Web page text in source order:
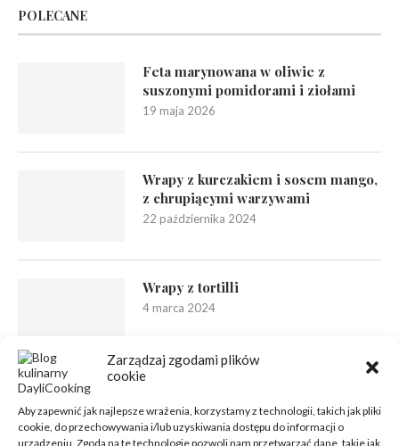
Zarządzaj zgodami plików
cookie
Aby zapewnić jak najlepsze wrażenia, korzystamy z technologii, takich jak pliki
cookie, do przechowywania i/lub uzyskiwania dostępu do informacji o
urządzeniu. Zgoda na te technologie pozwoli nam przetwarzać dane, takie jak
POLECANE
Feta marynowana w oliwie z
suszonymi pomidorami i ziołami
19 maja 2026
Wrapy z kurczakiem i sosem mango,
z chrupiącymi warzywami
22 października 2024
Wrapy z tortilli
4 marca 2024